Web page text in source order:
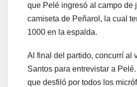
que Pelé ingresó al campo de
camiseta de Peñarol, la cual
1000 en la espalda.
Al final del partido, concurrí al
Santos para entrevistar a
que desfiló por todos los